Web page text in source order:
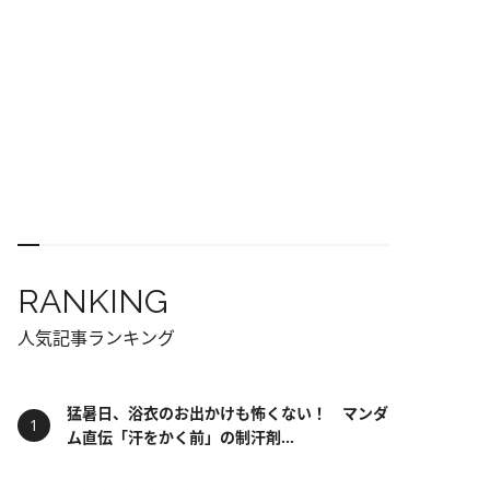
RANKING
人気記事ランキング
猛暑日、浴衣のお出かけも怖くない！ マンダ
ム直伝「汗をかく前」の制汗剤...